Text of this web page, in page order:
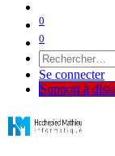
0
0
Se connecter
Support à